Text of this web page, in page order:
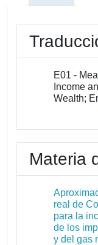
E01 -
Income
Wealth;
Materia
real de
para la
de los
y del gas